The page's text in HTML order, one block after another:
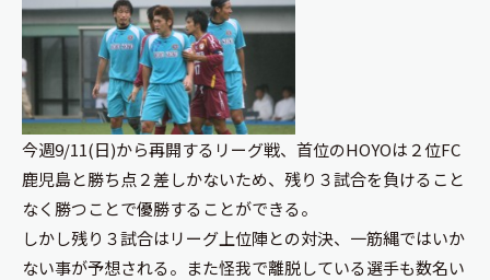
今週9/11(日)から再開するリーグ戦、首位のHOYOは２位FC
鹿児島と勝ち点２差しかないため、残り３試合を負けること
なく勝つことで優勝することができる。
しかし残り３試合はリーグ上位陣との対決、一筋縄ではいか
ない事が予想される。また怪我で離脱している選手も数名い